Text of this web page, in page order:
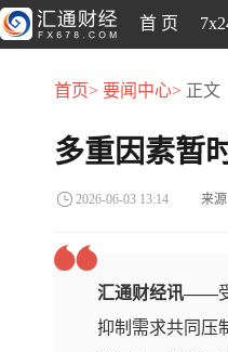
首 页
首页> 要闻中心> 正文
多重因素暂
2026-06-03 13:14 来
汇通财经讯——
抑制需求共同压